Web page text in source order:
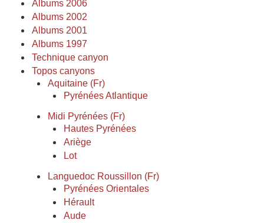
Albums 2006
Albums 2002
Albums 2001
Albums 1997
Technique canyon
Topos canyons
Aquitaine (Fr)
Pyrénées Atlantique
Midi Pyrénées (Fr)
Hautes Pyrénées
Ariège
Lot
Languedoc Roussillon (Fr)
Pyrénées Orientales
Hérault
Aude